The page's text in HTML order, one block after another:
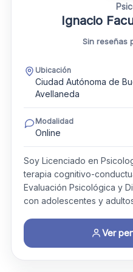
Ignacio
Sin reseñas
Ubicación
Ciudad Autónoma de
Avellaneda
Modalidad
Online
Soy Licenciado en
terapia cognitivo-
Evaluación Psicológica y
con adolescentes y
Ver